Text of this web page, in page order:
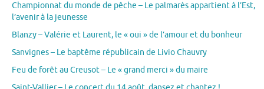
Championnat du monde de pêche – Le palmarès appartient à l’Est,
l’avenir à la jeunesse
Blanzy – Valérie et Laurent, le « oui » de l’amour et du bonheur
Sanvignes – Le baptême républicain de Livio Chauvry
Feu de forêt au Creusot – Le « grand merci » du maire